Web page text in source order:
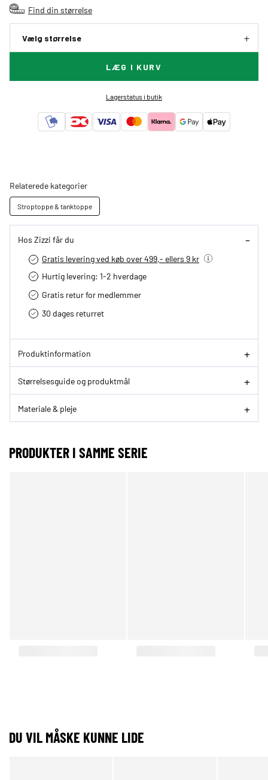
Find din størrelse
Vælg størrelse
LÆG I KURV
Lagerstatus i butik
Relaterede kategorier
Stroptoppe & tanktoppe
Hos Zizzi får du
Gratis levering ved køb over 499,- ellers 9 kr
Hurtig levering­: 1-2 hverdage
Gratis retur for medlemmer
30 dages returret
Produktinformation
Størrelsesguide og produktmål
Materiale & pleje
PRODUKTER I SAMME SERIE
DU VIL MÅSKE KUNNE LIDE